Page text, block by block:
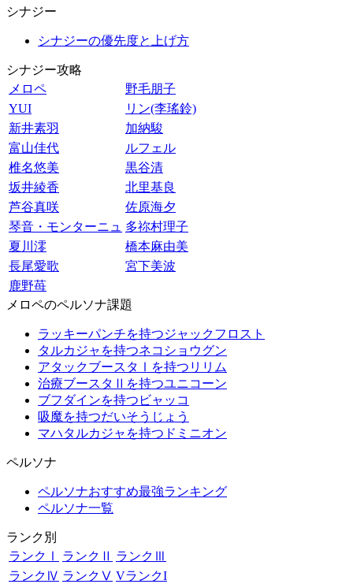
シナジー
シナジーの優先度と上げ方
シナジー攻略
メロペ
野毛朋子
YUI
リン(李瑤鈴)
新井素羽
加納駿
富山佳代
ルフェル
椎名悠美
黒谷清
坂井綾香
北里基良
芦谷真咲
佐原海夕
琴音・モンターニュ 多祢村理子
夏川澪
橋本麻由美
長尾愛歌
宮下美波
鹿野苺
メロペのペルソナ課題
ラッキーパンチを持つジャックフロスト
タルカジャを持つネコショウグン
アタックブースタⅠを持つリリム
治療ブースタⅡを持つユニコーン
ブフダインを持つビャッコ
吸魔を持つだいそうじょう
マハタルカジャを持つドミニオン
ペルソナ
ペルソナおすすめ最強ランキング
ペルソナ一覧
ランク別
ランクⅠ
ランクⅡ ランクⅢ
ランクⅣ ランクⅤ VランクI